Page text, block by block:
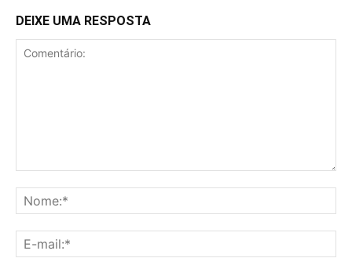
DEIXE UMA RESPOSTA